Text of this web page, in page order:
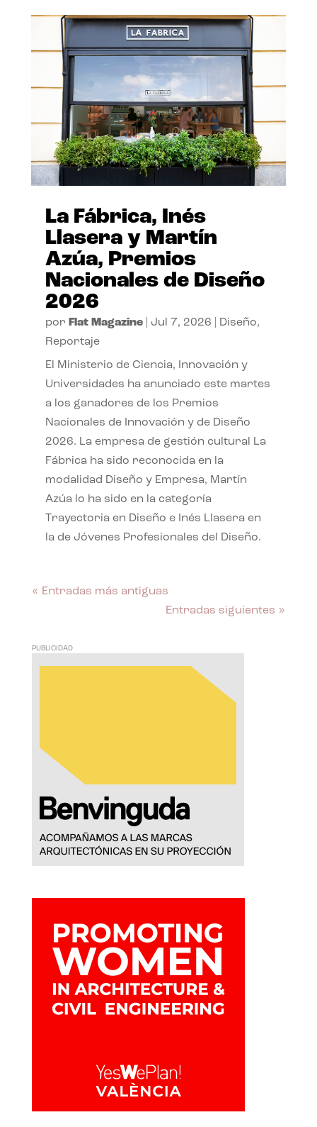
La Fábrica, Inés
Llasera y Martín
Azúa, Premios
Nacionales de Diseño
2026
por Flat Magazine| Jul 7, 2026 Diseño,
Reportaje
El Ministerio de Ciencia, Innovación y
Universidades ha anunciado este martes
a los ganadores de los Premios
Nacionales de Innovación y de Diseño
2026. La empresa de gestión cultural La
Fábrica ha sido reconocida en la
modalidad Diseño y Empresa, Martín
Azúa lo ha sido en la categoría
Trayectoria en Diseño e Inés Llasera en
la de Jóvenes Profesionales del Diseño.
« Entradas más antiguas
Entradas siguientes »
PUBLICIDAD